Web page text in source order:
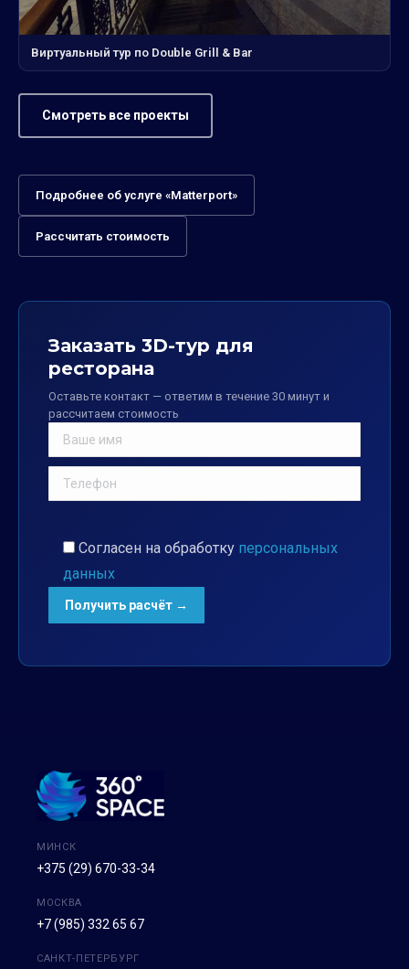
Виртуальный тур по Double Grill & Bar
Смотреть все проекты
Подробнее об услуге «Matterport»
Рассчитать стоимость
Заказать 3D-тур для
ресторана
Оставьте контакт — ответим в течение 30 минут и
рассчитаем стоимость
Согласен на обработку персональных
данных
МИНСК
+375 (29) 670-33-34
МОСКВА
+7 (985) 332 65 67
САНКТ-ПЕТЕРБУРГ